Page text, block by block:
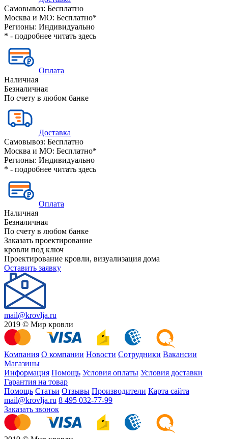
Самовывоз: Бесплатно
Москва и МО: Бесплатно*
Регионы: Индивидуально
* - подробнее читать здесь
Оплата
Наличная
Безналичная
По счету в любом банке
Доставка
Самовывоз: Бесплатно
Москва и МО: Бесплатно*
Регионы: Индивидуально
* - подробнее читать здесь
Оплата
Наличная
Безналичная
По счету в любом банке
Заказать проектирование
кровли под ключ
Проектирование кровли, визуализация дома
Оставить заявку
mail@krovlja.ru
2019 © Мир кровли
Компания О компании Новости Сотрудники Вакансии
Магазины
Информация Помощь Условия оплаты Условия доставки
Гарантия на товар
Помощь Статьи Отзывы Производители Карта сайта
mail@krovlja.ru 8 495 032-77-99
Заказать звонок